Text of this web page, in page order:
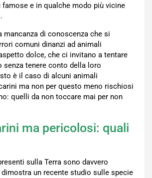
famose e in qualche modo più vicine
mancanza di conoscenza che si
comuni dinanzi ad animali
dolce, che ci invitano a tentare
senza tenere conto della loro
è il caso di alcuni animali
ma non per questo meno rischiosi
quelli da non toccare mai per non
ma pericolosi: quali
sulla Terra sono davvero
un recente studio sulle specie